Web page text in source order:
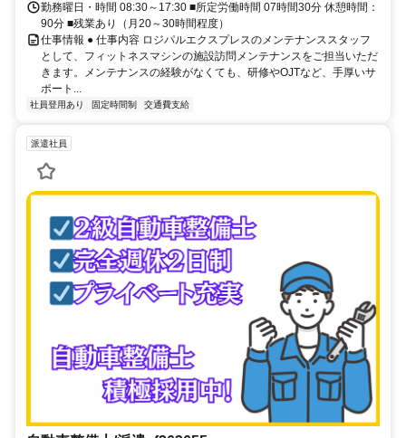
勤務曜日・時間 08:30～17:30 ■所定労働時間 07時間30分 休憩時間：
90分 ■残業あり（月20～30時間程度）
仕事情報 ● 仕事内容 ロジパルエクスプレスのメンテナンススタッフ
として、フィットネスマシンの施設訪問メンテナンスをご担当いただ
きます。メンテナンスの経験がなくても、研修やOJTなど、手厚いサ
ポート...
社員登用あり 固定時間制 交通費支給
派遣社員